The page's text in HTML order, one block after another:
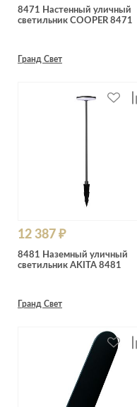
8471 Настенный уличный
светильник COOPER 8471
Гранд Свет
12 387 ₽
8481 Наземный уличный
светильник AKITA 8481
Гранд Свет